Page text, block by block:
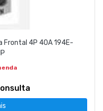
Frontal 4P 40A 194E-